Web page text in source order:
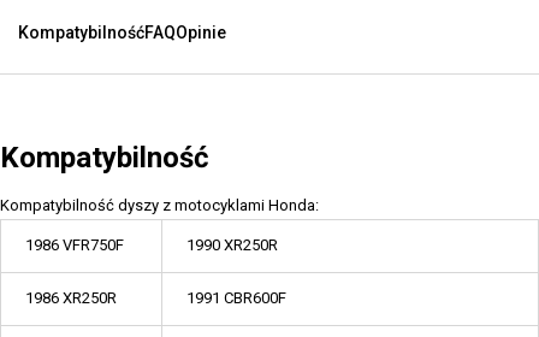
KompatybilnośćFAQOpinie
Kompatybilność
Kompatybilność dyszy z motocyklami Honda:
1986 VFR750F 1990 XR250R
1986 XR250R 1991 CBR600F